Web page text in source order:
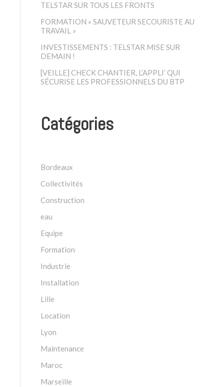
TELSTAR SUR TOUS LES FRONTS
FORMATION « SAUVETEUR SECOURISTE AU
TRAVAIL »
INVESTISSEMENTS : TELSTAR MISE SUR
DEMAIN !
[VEILLE] CHECK CHANTIER, L’APPLI’ QUI
SÉCURISE LES PROFESSIONNELS DU BTP
Catégories
Bordeaux
Collectivités
Construction
eau
Equipe
Formation
Industrie
Installation
Lille
Location
Lyon
Maintenance
Maroc
Marseille